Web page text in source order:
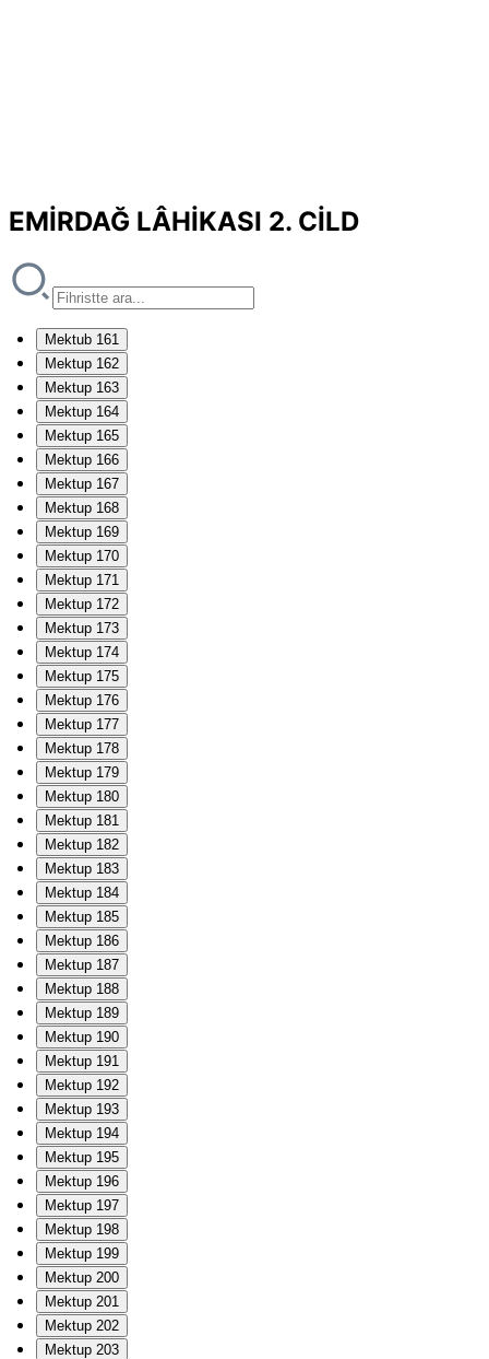
EMİRDAĞ LÂHİKASI 2. CİLD
Mektub 161
Mektup 162
Mektup 163
Mektup 164
Mektup 165
Mektup 166
Mektup 167
Mektup 168
Mektup 169
Mektup 170
Mektup 171
Mektup 172
Mektup 173
Mektup 174
Mektup 175
Mektup 176
Mektup 177
Mektup 178
Mektup 179
Mektup 180
Mektup 181
Mektup 182
Mektup 183
Mektup 184
Mektup 185
Mektup 186
Mektup 187
Mektup 188
Mektup 189
Mektup 190
Mektup 191
Mektup 192
Mektup 193
Mektup 194
Mektup 195
Mektup 196
Mektup 197
Mektup 198
Mektup 199
Mektup 200
Mektup 201
Mektup 202
Mektup 203